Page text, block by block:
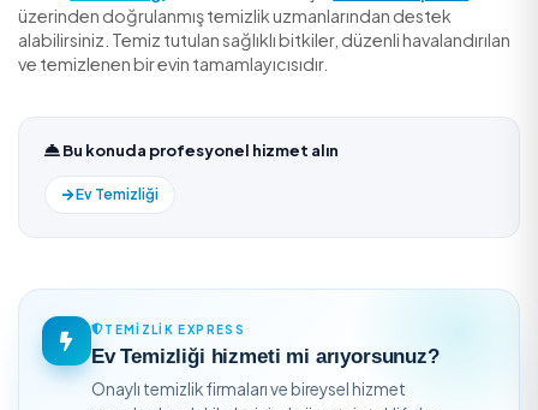
düzenli havalandırmadır; bitki destekleyici roldedir.
Geniş yapraklılar için 2-3 haftada bir nemli bezle silmek
idealdir. Tozlu bir bitki hem sağlıksız büyür hem de iç
toz tutar.
Aşırı sulama. Çoğu ev bitkisi susuzluktan değil, kök
çürümesinden ölür. Toprak kuruyunca sulamak ve
biriktirmemek esastır.